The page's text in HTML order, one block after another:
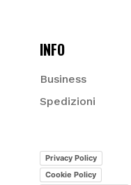
INFO
Business
Spedizioni
Privacy Policy
Cookie Policy